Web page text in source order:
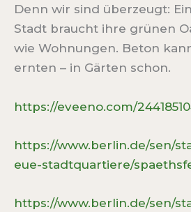
Denn wir sind überzeugt:
Stadt braucht ihre grünen
wie Wohnungen. Beton
ernten – in Gärten schon.
https://eveeno.com/
https://www.berlin.de/sen/
eue-stadtquartiere/
https://www.berlin.de/sen/